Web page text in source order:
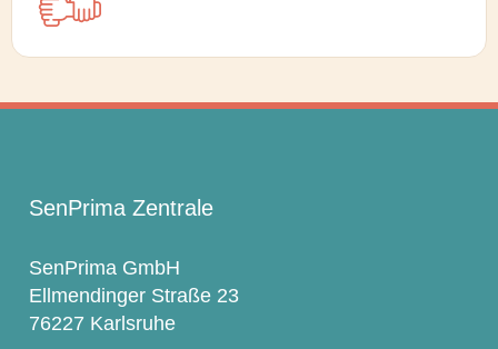
SenPrima Zentrale
SenPrima GmbH
Ellmendinger Straße 23
76227 Karlsruhe